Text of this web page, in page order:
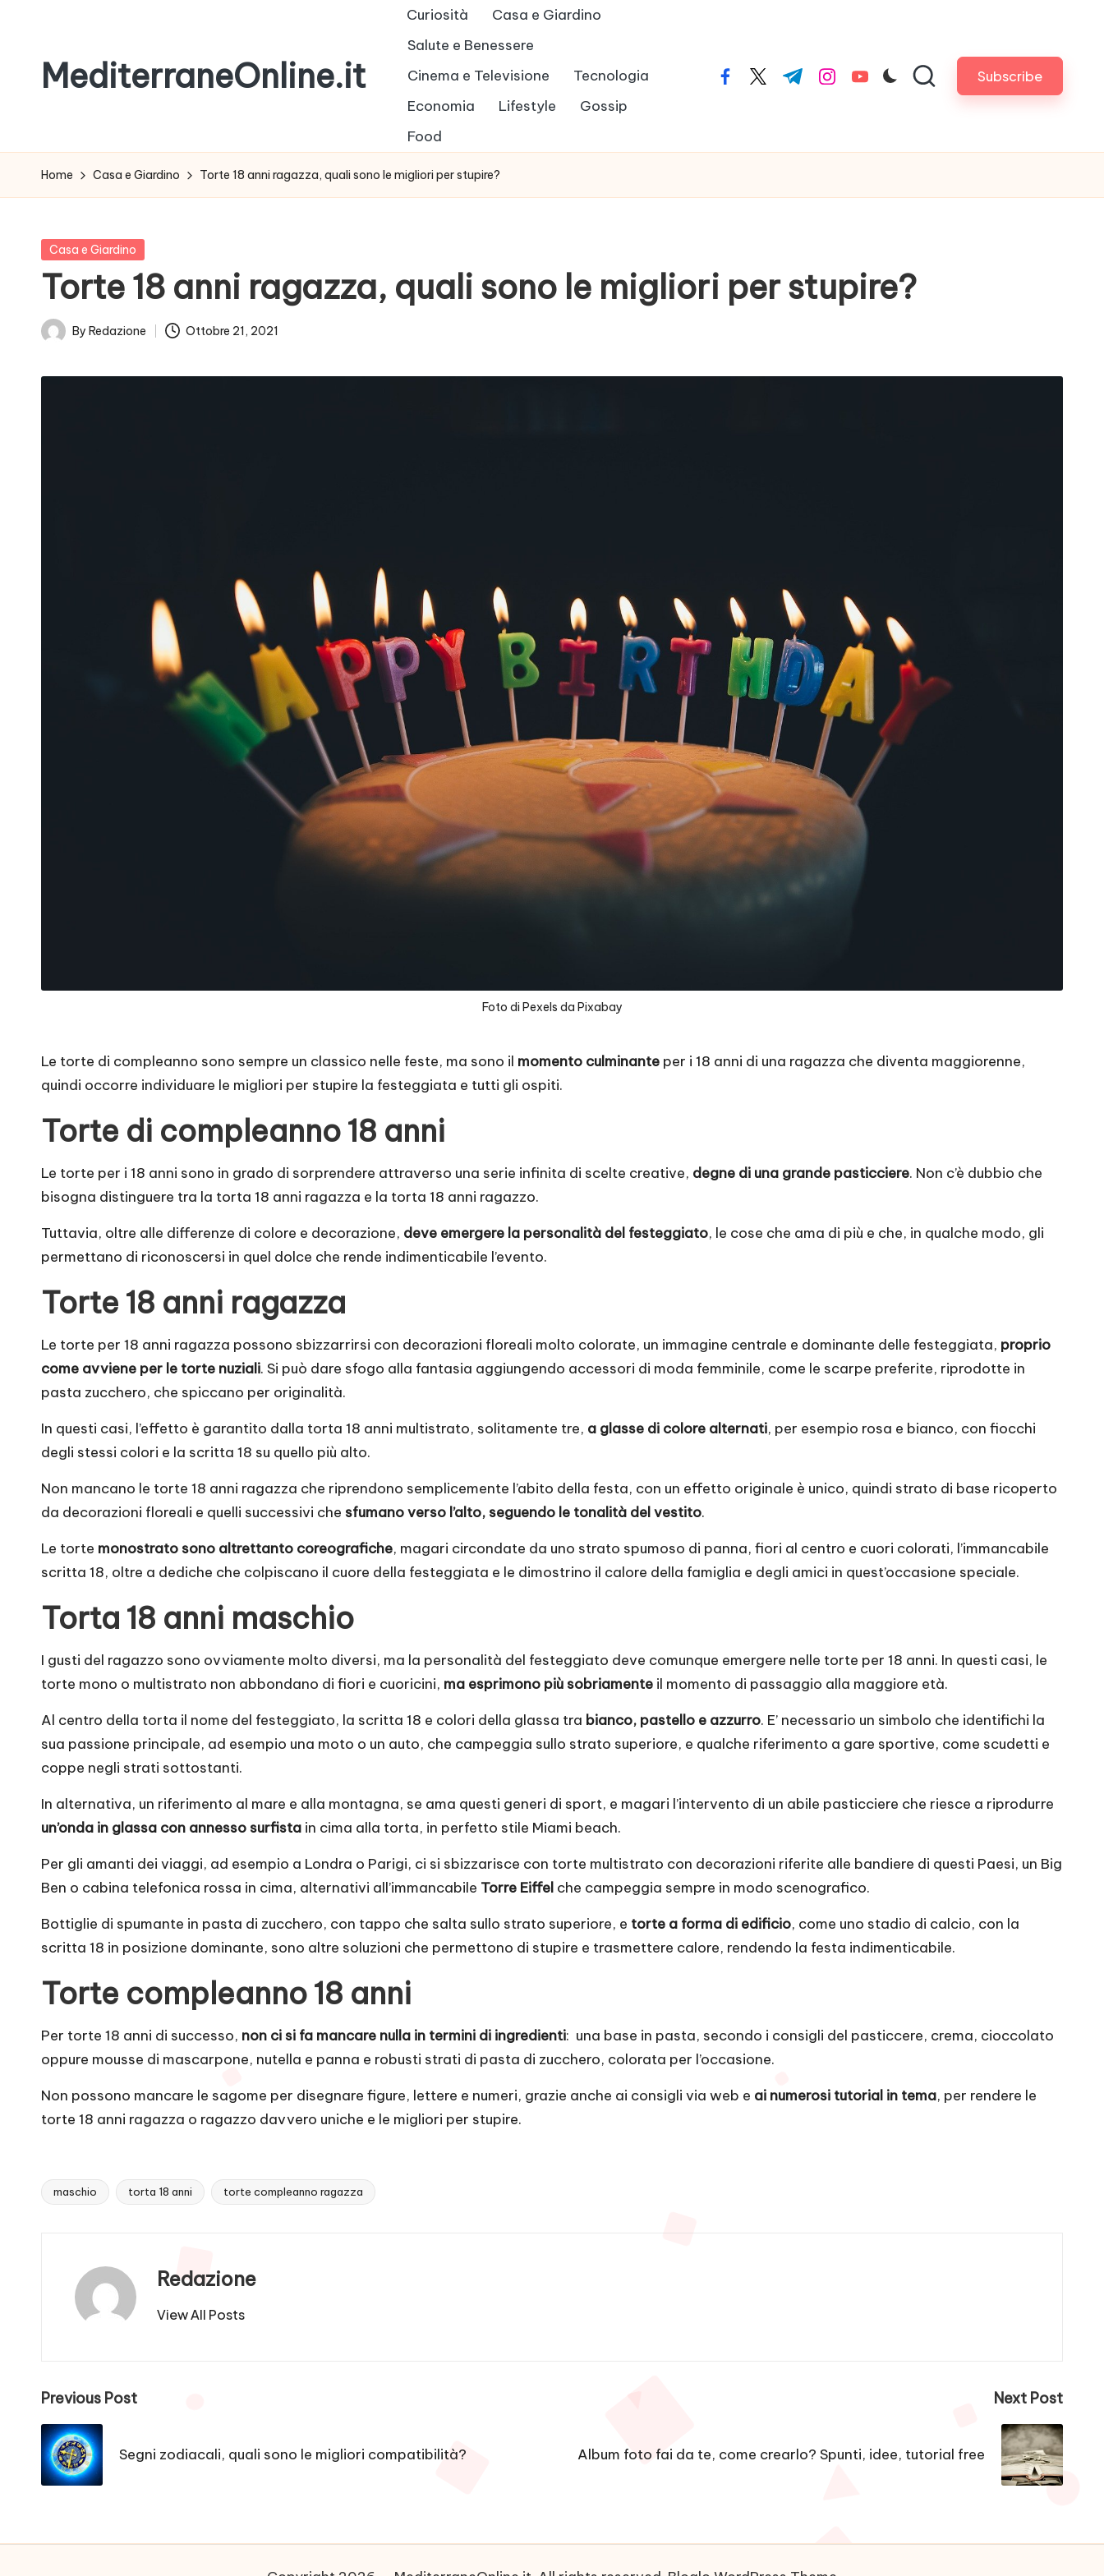
contentMediterraneOnline.it
aggiornato
con
le
News
Curiosità
Casa e Giardino
Salute e Benessere
Cinema e Televisione
Tecnologia
Economia
Lifestyle
Gossip
Food
facebook.com
twitter.com
t.me instagram.com
youtube.com Subscribe
Home Casa e Giardino Torte 18 anni ragazza, quali sono le migliori per stupire?
Posted
Casa e Giardino
Torte 18 anni ragazza, quali sono le migliori per stupire?
Posted
By Redazione Ottobre 21, 2021
Foto di Pexels da Pixabay
Le torte di compleanno sono sempre un classico nelle feste, ma sono il momento culminante per i 18 anni di una ragazza che diventa maggiorenne,
quindi occorre individuare le migliori per stupire la festeggiata e tutti gli ospiti.
Torte di compleanno 18 anni
Le torte per i 18 anni sono in grado di sorprendere attraverso una serie infinita di scelte creative, degne di una grande pasticciere. Non c’è dubbio che
bisogna distinguere tra la torta 18 anni ragazza e la torta 18 anni ragazzo.
Tuttavia, oltre alle differenze di colore e decorazione, deve emergere la personalità del festeggiato, le cose che ama di più e che, in qualche modo, gli
permettano di riconoscersi in quel dolce che rende indimenticabile l’evento.
Torte 18 anni ragazza
Le torte per 18 anni ragazza possono sbizzarrirsi con decorazioni floreali molto colorate, un immagine centrale e dominante delle festeggiata, proprio
come avviene per le torte nuziali. Si può dare sfogo alla fantasia aggiungendo accessori di moda femminile, come le scarpe preferite, riprodotte in
pasta zucchero, che spiccano per originalità.
In questi casi, l’effetto è garantito dalla torta 18 anni multistrato, solitamente tre, a glasse di colore alternati, per esempio rosa e bianco, con fiocchi
degli stessi colori e la scritta 18 su quello più alto.
Non mancano le torte 18 anni ragazza che riprendono semplicemente l’abito della festa, con un effetto originale è unico, quindi strato di base ricoperto
da decorazioni floreali e quelli successivi che sfumano verso l’alto, seguendo le tonalità del vestito.
Le torte monostrato sono altrettanto coreografiche, magari circondate da uno strato spumoso di panna, fiori al centro e cuori colorati, l’immancabile
scritta 18, oltre a dediche che colpiscano il cuore della festeggiata e le dimostrino il calore della famiglia e degli amici in quest’occasione speciale.
Torta 18 anni maschio
I gusti del ragazzo sono ovviamente molto diversi, ma la personalità del festeggiato deve comunque emergere nelle torte per 18 anni. In questi casi, le
torte mono o multistrato non abbondano di fiori e cuoricini, ma esprimono più sobriamente il momento di passaggio alla maggiore età.
Al centro della torta il nome del festeggiato, la scritta 18 e colori della glassa tra bianco, pastello e azzurro. E’ necessario un simbolo che identifichi la
sua passione principale, ad esempio una moto o un auto, che campeggia sullo strato superiore, e qualche riferimento a gare sportive, come scudetti e
coppe negli strati sottostanti.
In alternativa, un riferimento al mare e alla montagna, se ama questi generi di sport, e magari l’intervento di un abile pasticciere che riesce a riprodurre
un’onda in glassa con annesso surfista in cima alla torta, in perfetto stile Miami beach.
Per gli amanti dei viaggi, ad esempio a Londra o Parigi, ci si sbizzarisce con torte multistrato con decorazioni riferite alle bandiere di questi Paesi, un Big
Ben o cabina telefonica rossa in cima, alternativi all’immancabile Torre Eiffel che campeggia sempre in modo scenografico.
Bottiglie di spumante in pasta di zucchero, con tappo che salta sullo strato superiore, e torte a forma di edificio, come uno stadio di calcio, con la
scritta 18 in posizione dominante, sono altre soluzioni che permettono di stupire e trasmettere calore, rendendo la festa indimenticabile.
Torte compleanno 18 anni
Per torte 18 anni di successo, non ci si fa mancare nulla in termini di ingredienti: una base in pasta, secondo i consigli del pasticcere, crema, cioccolato
oppure mousse di mascarpone, nutella e panna e robusti strati di pasta di zucchero, colorata per l’occasione.
Non possono mancare le sagome per disegnare figure, lettere e numeri, grazie anche ai consigli via web e ai numerosi tutorial in tema, per rendere le
torte 18 anni ragazza o ragazzo davvero uniche e le migliori per stupire.
Tags:
maschio torta 18 anni torte compleanno ragazza
Redazione
View All Posts
Post
navigation
Previous Post
Segni zodiacali, quali sono le migliori compatibilità?
Next Post
Album foto fai da te, come crearlo? Spunti, idee, tutorial free